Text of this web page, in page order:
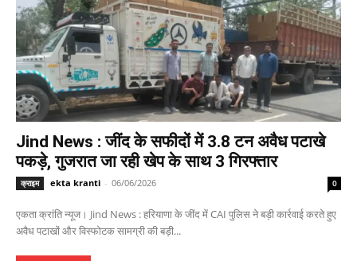
Jind News : जींद के सफीदों में 3.8 टन अवैध पटाखे
पकड़े, गुजरात जा रही खेप के साथ 3 गिरफ्तार
क्राइम ekta kranti - 06/06/2026 0
एकता क्रांति न्यूज। Jind News : हरियाणा के जींद में CAI पुलिस ने बड़ी कार्रवाई करते हुए
अवैध पटाखों और विस्फोटक सामग्री की बड़ी...